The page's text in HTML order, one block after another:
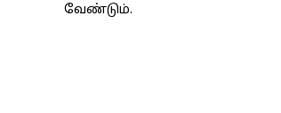
வேண்டும்.